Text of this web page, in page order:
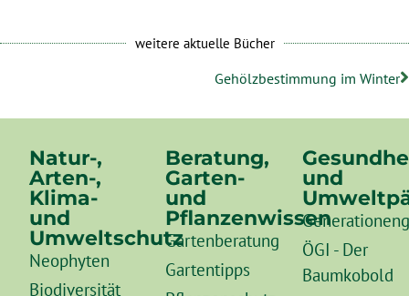
weitere aktuelle Bücher
Gehölzbestimmung im Winter
Natur-,
Arten-,
Klima-
und
Umweltschutz
Neophyten
Biodiversität
Beratung,
Garten-
und
Pflanzenwissen
Gartenberatung
Gartentipps
und
ÖGI - Der
Baumkobold